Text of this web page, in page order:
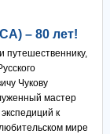
– 80 лет!
путешественнику,
Чукову
мастер
к
мире